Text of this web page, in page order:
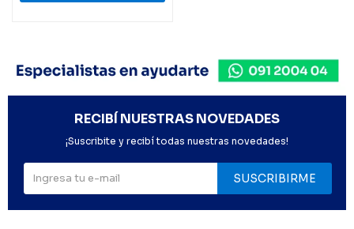
RECIBÍ NUESTRAS NOVEDADES
¡Suscribite y recibí todas nuestras novedades!
SUSCRIBIRME